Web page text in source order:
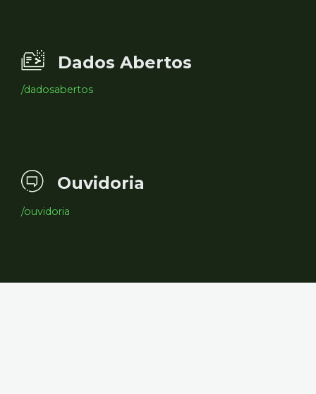
Dados Abertos
/dadosabertos
Ouvidoria
/ouvidoria